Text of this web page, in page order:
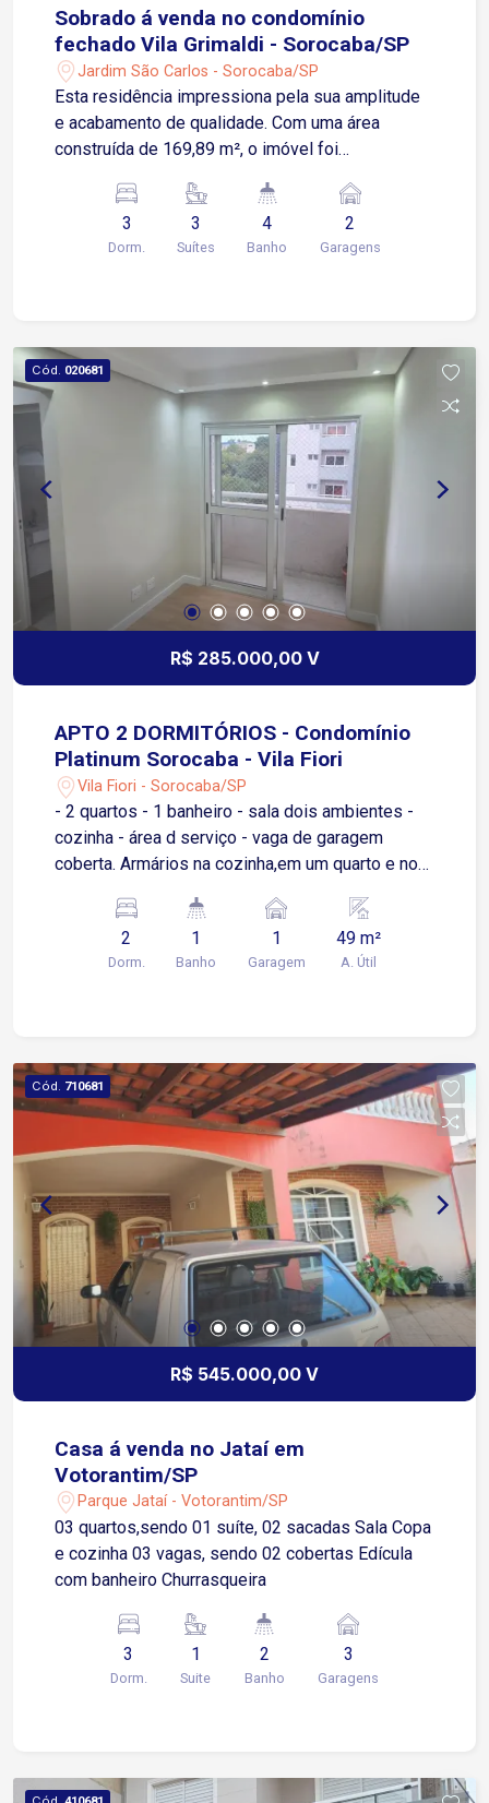
Sobrado á venda no condomínio
fechado Vila Grimaldi - Sorocaba/SP
Jardim São Carlos - Sorocaba/SP
Esta residência impressiona pela sua amplitude
e acabamento de qualidade. Com uma área
construída de 169,89 m², o imóvel foi
espaços aconchegantes e funcionais para toda a
família. A planta conta com 3 suítes espaçosas,
sendo a suíte master equipada com um closet,
amigos e familiares em momentos de
descontração. Para o seu conforto no dia a dia, a
casa já conta com armários planejados,
otimizando o espaço e facilitando a organização.
Além disso, a área de lazer oferece uma
churrasqueira, o local perfeito para realizar
churrascos memoráveis com quem você ama. O
Condomínio Vila Grimaldi oferece toda a
segurança e tranquilidade que você e sua família
merecem. É a oportunidade ideal para quem
busca qualidade de vida em uma região
valorizada de Sorocaba
3
Dorm.
3
Suítes
4
Banho
2
Garagens
Cód. 020681
R$ 285.000,00 V
APTO 2 DORMITÓRIOS - Condomínio
Platinum Sorocaba - Vila Fiori
Vila Fiori - Sorocaba/SP
- 2 quartos - 1 banheiro - sala dois ambientes -
cozinha - área d serviço - vaga de garagem
coberta. Armários na cozinha,em um quarto e no
fechadura eletrônica, iluminação completa, sanca
de gesso na sala. Área de lazer no condomínio:
piscina/churrasqueira completa/salão de
2
Dorm.
1
Banho
1
Garagem
49 m²
A. Útil
Cód. 710681
R$ 545.000,00 V
Casa á venda no Jataí em
Votorantim/SP
Parque Jataí - Votorantim/SP
03 quartos,sendo 01 suíte, 02 sacadas Sala Copa
e cozinha 03 vagas, sendo 02 cobertas Edícula
com banheiro Churrasqueira
3
Dorm.
1
Suite
2
Banho
3
Garagens